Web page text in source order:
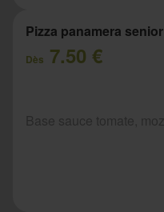
Pizza panamera senior
Dès 7.50 €